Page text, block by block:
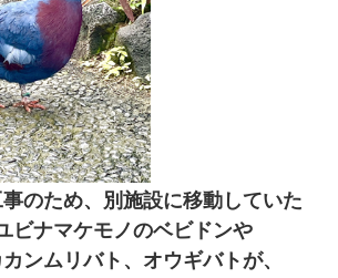
のため、別施設に移動していた
ビナマケモノのベビドンや
ンムリバト、オウギバトが、